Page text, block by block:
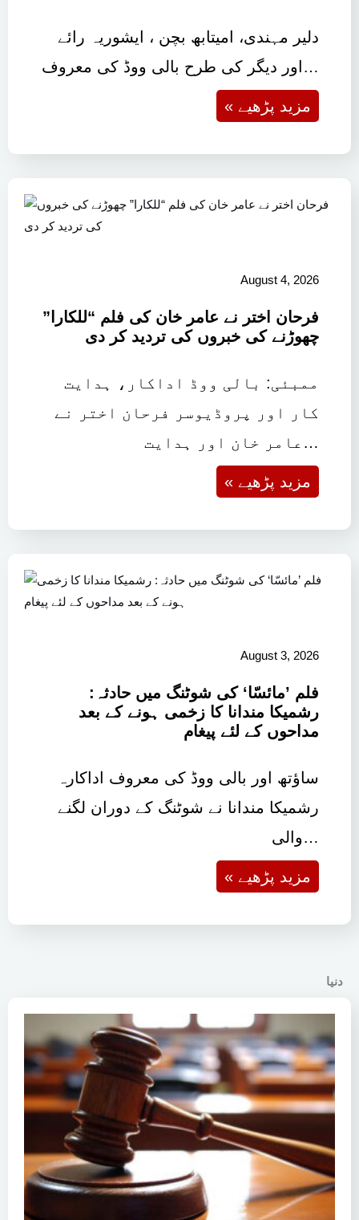
دلیر مہندی، امیتابھ بچن ، ایشوریہ رائے
اور دیگر کی طرح بالی ووڈ کی معروف…
« مزید پڑھیے
August 4, 2026
فرحان اختر نے عامر خان کی فلم “للکارا”
چھوڑنے کی خبروں کی تردید کر دی
ممبئی: بالی ووڈ اداکار، ہدایت
کار اور پروڈیوسر فرحان اختر نے
عامر خان اور ہدایت…
« مزید پڑھیے
August 3, 2026
فلم ’مائسّا‘ کی شوٹنگ میں حادثہ:
رشمیکا مندانا کا زخمی ہونے کے بعد
مداحوں کے لئے پیغام
ساؤتھ اور بالی ووڈ کی معروف اداکارہ
رشمیکا مندانا نے شوٹنگ کے دوران لگنے
والی…
« مزید پڑھیے
دنیا